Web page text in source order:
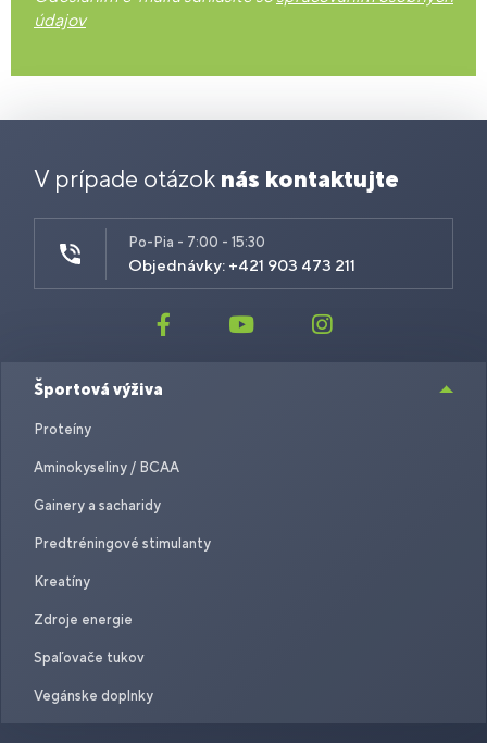
údajov
V prípade otázok nás kontaktujte
Po-Pia - 7:00 - 15:30
Objednávky: +421 903 473 211
Športová výživa
Proteíny
Aminokyseliny / BCAA
Gainery a sacharidy
Predtréningové stimulanty
Kreatíny
Zdroje energie
Spaľovače tukov
Vegánske doplnky